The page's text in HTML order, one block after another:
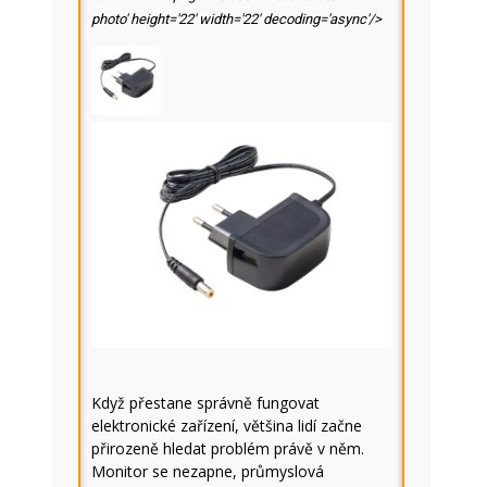
photo' height='22' width='22' decoding='async'/>
Když přestane správně fungovat
elektronické zařízení, většina lidí začne
přirozeně hledat problém právě v něm.
Monitor se nezapne, průmyslová